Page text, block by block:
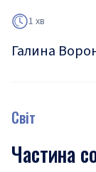
1 хв
Галина
Світ
Частина